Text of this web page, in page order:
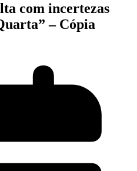
com incertezas
– Cópia